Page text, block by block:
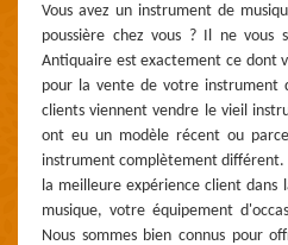
Vous avez un instrument de
poussière chez vous ? Il ne
Antiquaire est exactement ce dont
pour la vente de votre instrument
clients viennent vendre le vieil
ont eu un modèle récent ou
instrument complètement différent.
la meilleure expérience client dans
musique, votre équipement
Nous sommes bien connus pour